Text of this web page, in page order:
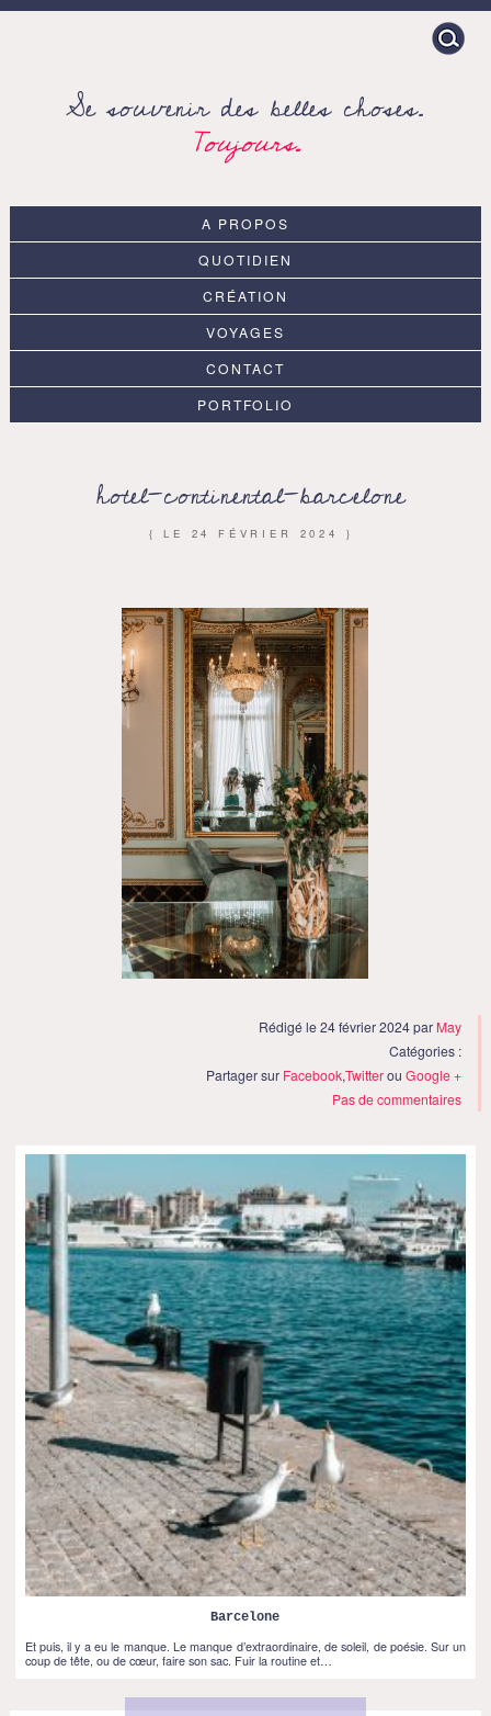
Search
for:
Se souvenir des belles choses.
Toujours.
A PROPOS
QUOTIDIEN
CRÉATION
VOYAGES
CONTACT
PORTFOLIO
hotel-continental-barcelone
{ LE 24 FÉVRIER 2024 }
Rédigé le 24 février 2024 par May
Catégories :
Partager sur Facebook,TwitterouGoogle +
Pas de commentaires
Barcelone
Et puis, il y a eu le manque. Le manque d’extraordinaire, de soleil, de poésie. Sur un
coup de tête, ou de cœur, faire son sac. Fuir la routine et…